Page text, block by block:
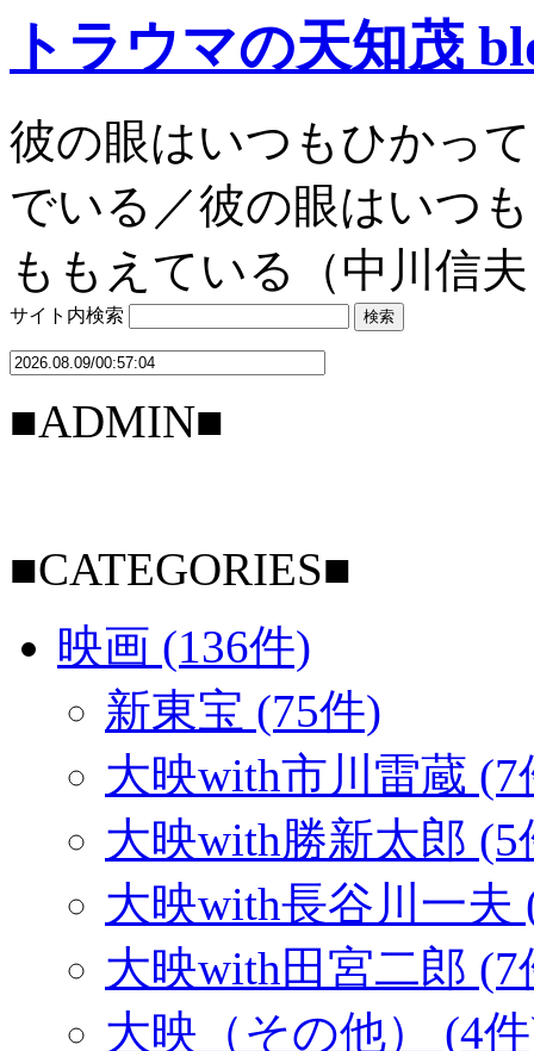
トラウマの天知茂
彼の眼はいつもひかっ
でいる／彼の眼はいつ
ももえている（中川信
サイト内検索
■ADMIN■
■CATEGORIES■
映画 (136件)
新東宝 (75件)
大映with市川雷蔵 (7
大映with勝新太郎 (5
大映with長谷川一夫
大映with田宮二郎 (7
大映（その他） (4